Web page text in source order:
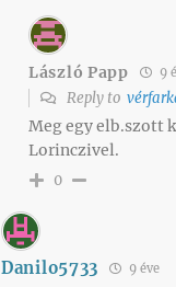
László Papp 9
Reply to
Meg egy elb.szott
Lorinczivel.
0
Danilo5733 9 éve